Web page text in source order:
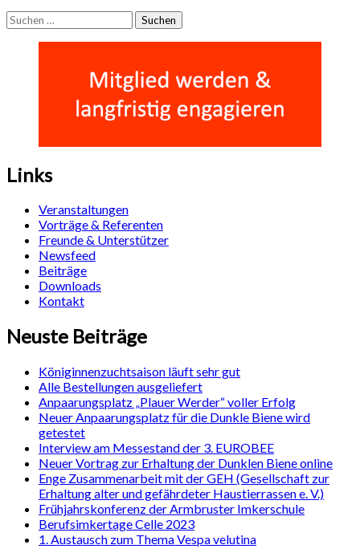
Suchen
nach:
Links
Veranstaltungen
Vorträge & Referenten
Freunde & Unterstützer
Newsfeed
Beiträge
Downloads
Kontakt
Neuste Beiträge
Königinnenzuchtsaison läuft sehr gut
Alle Bestellungen ausgeliefert
Anpaarungsplatz „Plauer Werder“ voller Erfolg
Neuer Anpaarungsplatz für die Dunkle Biene wird
getestet
Interview am Messestand der 3. EUROBEE
Neuer Vortrag zur Erhaltung der Dunklen Biene online
Enge Zusammenarbeit mit der GEH (Gesellschaft zur
Erhaltung alter und gefährdeter Haustierrassen e. V.)
Frühjahrskonferenz der Armbruster Imkerschule
Berufsimkertage Celle 2023
1. Austausch zum Thema Vespa velutina